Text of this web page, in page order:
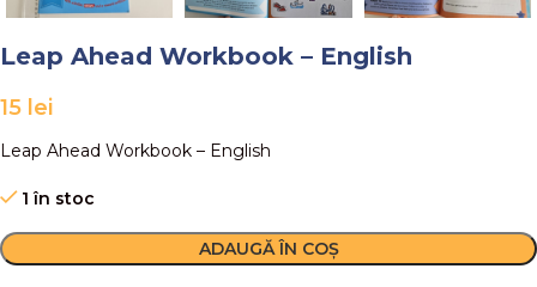
Leap Ahead Workbook – English
15 lei
Leap Ahead Workbook – English
1 în stoc
ADAUGĂ ÎN COȘ